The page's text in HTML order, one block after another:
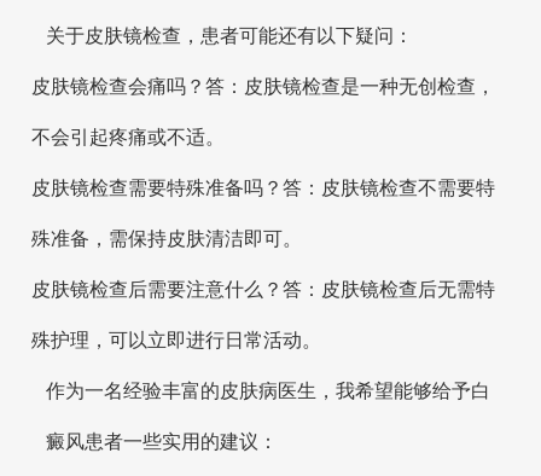
关于皮肤镜检查，患者可能还有以下疑问：
皮肤镜检查会痛吗？答：皮肤镜检查是一种无创检查，
不会引起疼痛或不适。
皮肤镜检查需要特殊准备吗？答：皮肤镜检查不需要特
殊准备，需保持皮肤清洁即可。
皮肤镜检查后需要注意什么？答：皮肤镜检查后无需特
殊护理，可以立即进行日常活动。
作为一名经验丰富的皮肤病医生，我希望能够给予白
癜风患者一些实用的建议：